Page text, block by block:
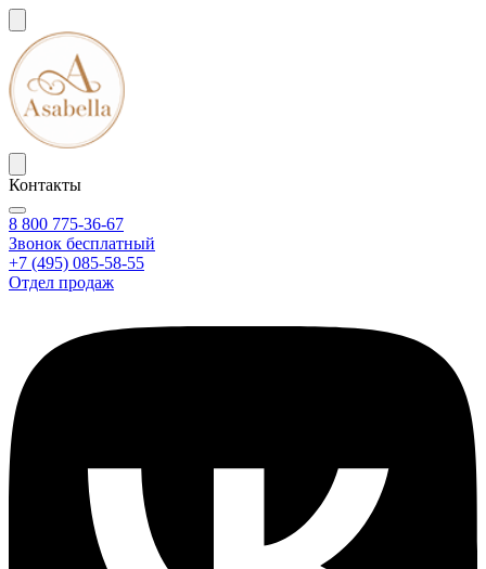
Контакты
8 800 775-36-67
Звонок бесплатный
+7 (495) 085-58-55
Отдел продаж